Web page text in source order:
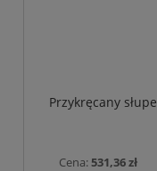
Przykręcany
Cena:531,36 zł